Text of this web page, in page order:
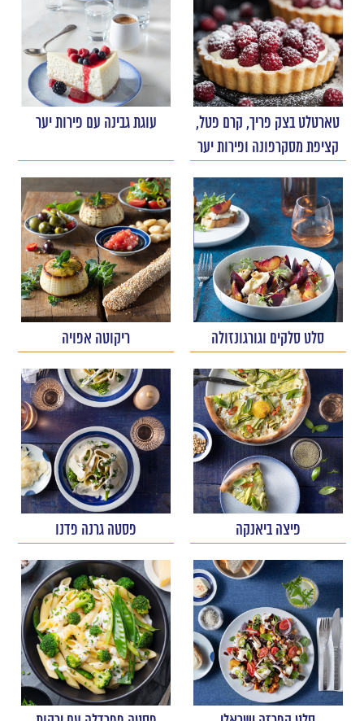
טארטלט בצק פריך, קרם פטל,
קציפת מסקרפונה ופירות יער
עוגת גבינה עם פירות יער
סלט סלקים וגורגונזולה ריקוטה אפויה
פיצה ביאנקה פסטה גרנה פדנו